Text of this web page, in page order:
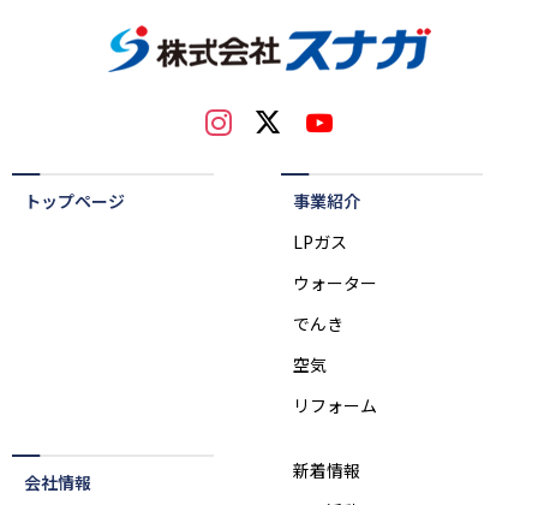
トップページ
事業紹介
LPガス
ウォーター
でんき
空気
リフォーム
会社情報
新着情報